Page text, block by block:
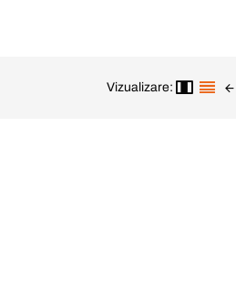
Vizualizare: